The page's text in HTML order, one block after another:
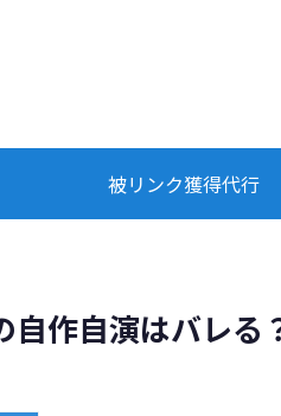
被リンク獲得代行
作自演はバレる